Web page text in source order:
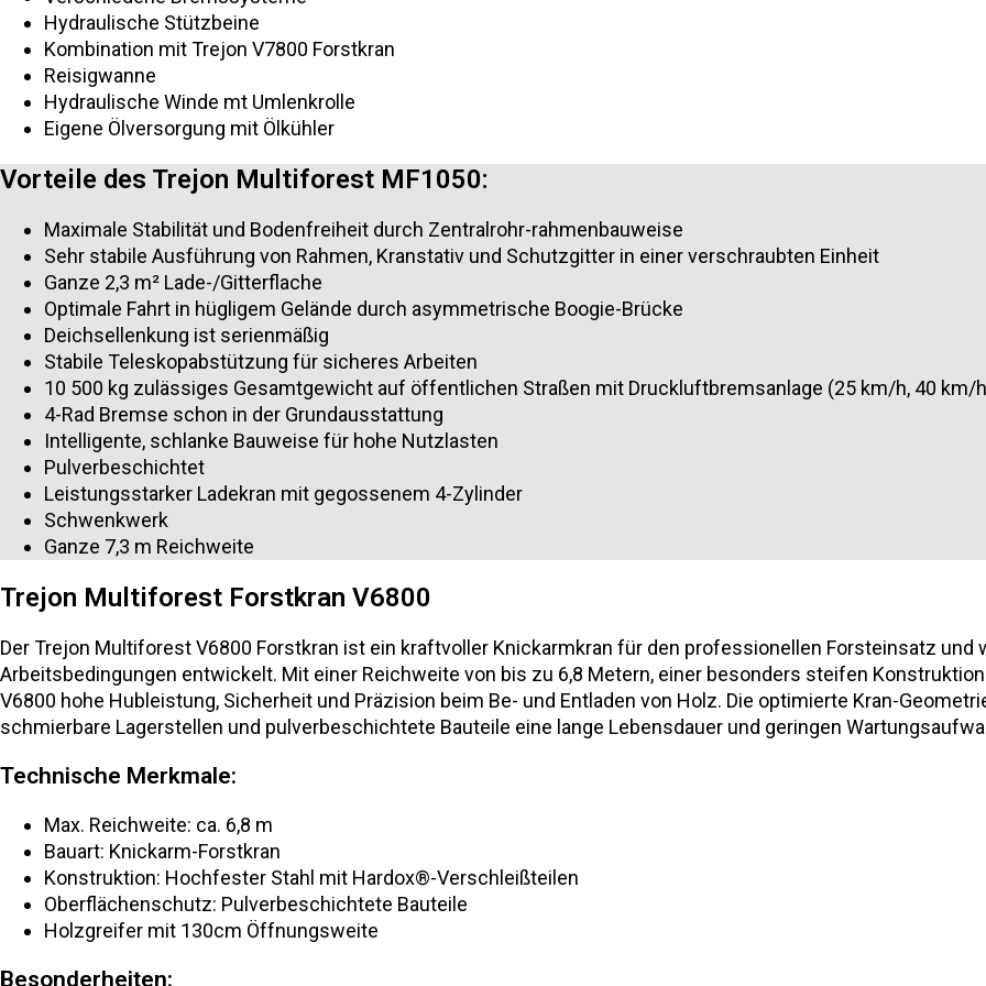
Hydraulische Stützbeine
Kombination mit Trejon V7800 Forstkran
Reisigwanne
Hydraulische Winde mt Umlenkrolle
Eigene Ölversorgung mit Ölkühler
Vorteile des Trejon Multiforest MF1050:
Maximale Stabilität und Bodenfreiheit durch Zentralrohr-rahmenbauweise
Sehr stabile Ausführung von Rahmen, Kranstativ und Schutzgitter in einer verschraubten Einheit
Ganze 2,3 m² Lade-/Gitterflache
Optimale Fahrt in hügligem Gelände durch asymmetrische Boogie-Brücke
Deichsellenkung ist serienmäßig
Stabile Teleskopabstützung für sicheres Arbeiten
10 500 kg zulässiges Gesamtgewicht auf öffentlichen Straßen mit Druckluftbremsanlage (25 km/h, 40 km/
4-Rad Bremse schon in der Grundausstattung
Intelligente, schlanke Bauweise für hohe Nutzlasten
Pulverbeschichtet
Leistungsstarker Ladekran mit gegossenem 4-Zylinder
Schwenkwerk
Ganze 7,3 m Reichweite
Trejon Multiforest Forstkran V6800
Der Trejon Multiforest V6800 Forstkran ist ein kraftvoller Knickarmkran für den professionellen Forsteinsatz
Arbeitsbedingungen entwickelt. Mit einer Reichweite von bis zu 6,8 Metern, einer besonders steifen
V6800 hohe Hubleistung, Sicherheit und Präzision beim Be- und Entladen von Holz. Die optimierte Kran-
schmierbare Lagerstellen und pulverbeschichtete Bauteile eine lange Lebensdauer und geringen
Technische Merkmale:
Max. Reichweite: ca. 6,8 m
Bauart: Knickarm-Forstkran
Konstruktion: Hochfester Stahl mit Hardox®-Verschleißteilen
Oberflächenschutz: Pulverbeschichtete Bauteile
Holzgreifer mit 130cm Öffnungsweite
Besonderheiten: